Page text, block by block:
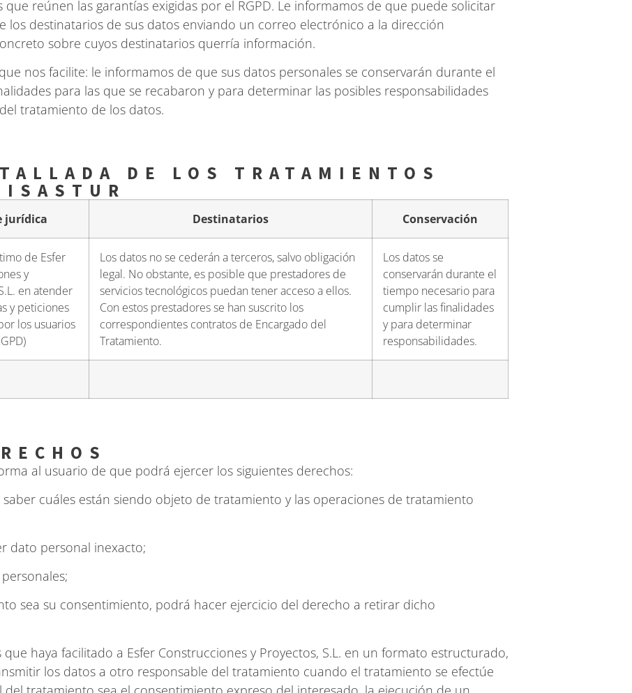
reúnen las garantías exigidas por el RGPD. Le informamos de que puede solicitar
los destinatarios de sus datos enviando un correo electrónico a la dirección
sobre cuyos destinatarios querría información.
nos facilite: le informamos de que sus datos personales se conservarán durante el
para las que se recabaron y para determinar las posibles responsabilidades
tratamiento de los datos.
DE LOS TRATAMIENTOS
jurídica Destinatarios Conservación
de Esfer
y
en atender
y peticiones
los usuarios
Los datos no se cederán a terceros, salvo obligación
legal. No obstante, es posible que prestadores de
servicios tecnológicos puedan tener acceso a ellos.
Con estos prestadores se han suscrito los
correspondientes contratos de Encargado del
Tratamiento.
Los datos se
conservarán durante el
tiempo necesario para
cumplir las finalidades
y para determinar
responsabilidades.
al usuario de que podrá ejercer los siguientes derechos:
cuáles están siendo objeto de tratamiento y las operaciones de tratamiento
dato personal inexacto;
sea su consentimiento, podrá hacer ejercicio del derecho a retirar dicho
haya facilitado a Esfer Construcciones y Proyectos, S.L. en un formato estructurado,
los datos a otro responsable del tratamiento cuando el tratamiento se efectúe